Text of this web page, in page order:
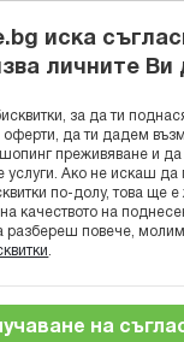
иска
личните Ви
за да ти
оферти, да ти дадем
шопинг преживяване и
услуги. Ако не искаш
по-долу, това ще
качеството на
разбереш повече,
на